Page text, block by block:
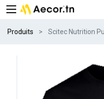
Produits Scitec Nutrition